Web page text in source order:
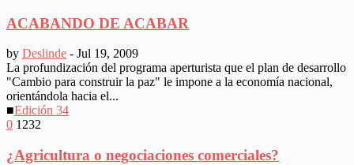
ACABANDO DE ACABAR
by Deslinde - Jul 19, 2009
La profundización del programa aperturista que el plan de desarrollo
"Cambio para construir la paz" le impone a la economía nacional,
orientándola hacia el...
■Edición 34
0 1232
¿Agricultura o negociaciones comerciales?